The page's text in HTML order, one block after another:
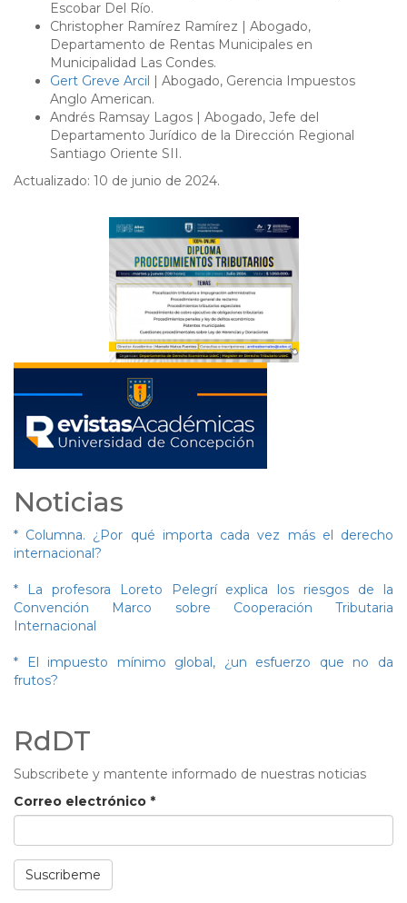
Escobar Del Río.
Christopher Ramírez Ramírez | Abogado,
Departamento de Rentas Municipales en
Municipalidad Las Condes.
Gert Greve Arcil | Abogado, Gerencia Impuestos
Anglo American.
Andrés Ramsay Lagos | Abogado, Jefe del
Departamento Jurídico de la Dirección Regional
Santiago Oriente SII.
Actualizado: 10 de junio de 2024.
Noticias
* Columna. ¿Por qué importa cada vez más el derecho
internacional?
* La profesora Loreto Pelegrí explica los riesgos de la
Convención Marco sobre Cooperación Tributaria
Internacional
* El impuesto mínimo global, ¿un esfuerzo que no da
frutos?
RdDT
Subscribete y mantente informado de nuestras noticias
Correo electrónico *
Suscribeme